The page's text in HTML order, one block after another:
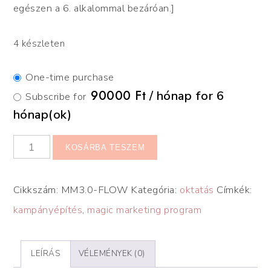
egészen a 6. alkalommal bezáróan.]
4 készleten
One-time purchase
Subscribe for 90000 Ft / hónap for 6
hónap(ok)
KOSÁRBA TESZEM
Cikkszám: MM3.0-FLOW Kategória: oktatás Címkék:
kampányépítés, magic marketing program
LEÍRÁS VÉLEMÉNYEK (0)